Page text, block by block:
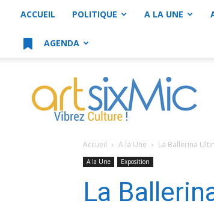
ACCUEIL POLITIQUE A LA UNE
AGENDA
artsixMic
Accueil A la Une La Ballerina
A la Une Exposition
La